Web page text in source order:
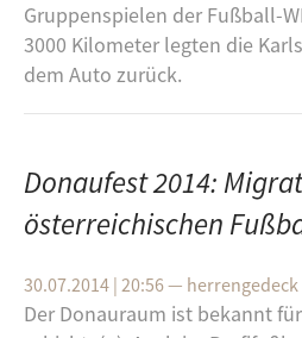
Grup­pen­spie­len der Fuß­ball-​
3000 Ki­lo­me­ter leg­ten die
dem Auto zu­rück.
Donaufest 2014:
österreichischen
30.07.2014 | 20:56— herrengedeck
Der Do­nau­raum ist be­kannt